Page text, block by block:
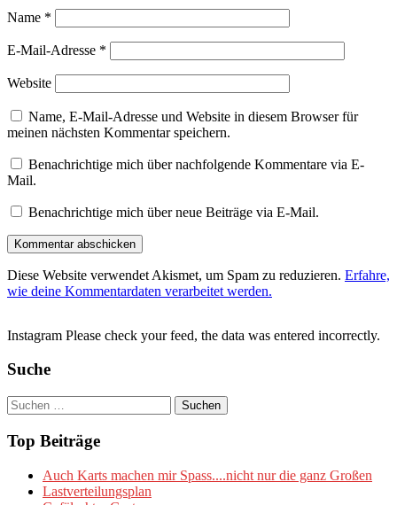
Name *
E-Mail-Adresse *
Website
Name, E-Mail-Adresse und Website in diesem Browser für
meinen nächsten Kommentar speichern.
Benachrichtige mich über nachfolgende Kommentare via E-
Mail.
Benachrichtige mich über neue Beiträge via E-Mail.
Diese Website verwendet Akismet, um Spam zu reduzieren. Erfahre,
wie deine Kommentardaten verarbeitet werden.
Instagram Please check your feed, the data was entered incorrectly.
Suche
Suchen
nach:
Top Beiträge
Auch Karts machen mir Spass....nicht nur die ganz Großen
Lastverteilungsplan